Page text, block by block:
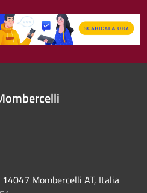
Mombercelli AT, Italia